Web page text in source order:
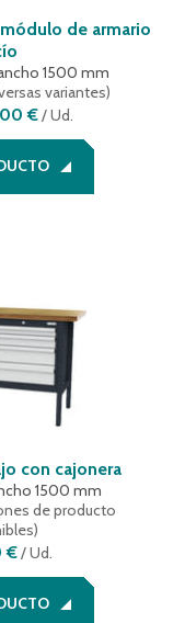
de armario
1500 mm
variantes)
€/ Ud.
con cajonera
1500 mm
de producto
)
€/Ud.